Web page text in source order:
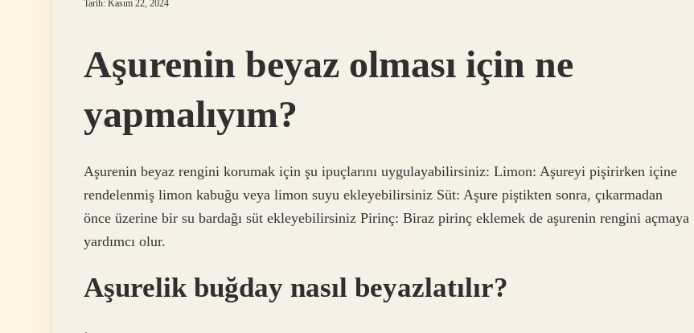
Tarih: Kasım 22, 2024
Aşurenin beyaz olması için ne
yapmalıyım?
Aşurenin beyaz rengini korumak için şu ipuçlarını uygulayabilirsiniz: Limon: Aşureyi pişirirken içine
rendelenmiş limon kabuğu veya limon suyu ekleyebilirsiniz Süt: Aşure piştikten sonra, çıkarmadan
önce üzerine bir su bardağı süt ekleyebilirsiniz Pirinç: Biraz pirinç eklemek de aşurenin rengini açmaya
yardımcı olur.
Aşurelik buğday nasıl beyazlatılır?